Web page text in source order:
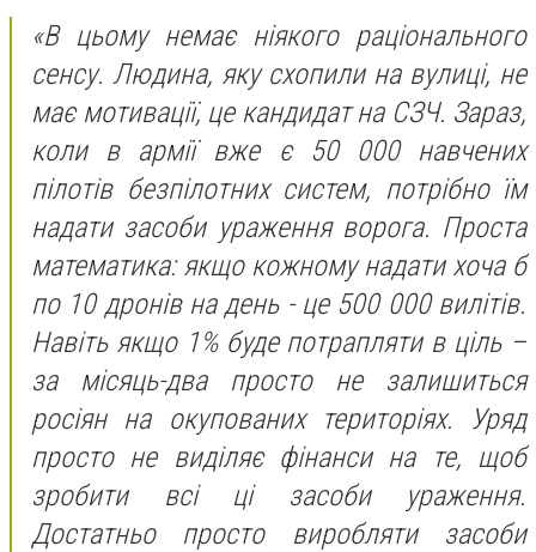
«В цьому немає ніякого раціонального
сенсу. Людина, яку схопили на вулиці, не
має мотивації, це кандидат на СЗЧ. Зараз,
коли в армії вже є 50 000 навчених
пілотів безпілотних систем, потрібно їм
надати засоби ураження ворога. Проста
математика: якщо кожному надати хоча б
по 10 дронів на день - це 500 000 вилітів.
Навіть якщо 1% буде потрапляти в ціль –
за місяць-два просто не залишиться
росіян на окупованих територіях. Уряд
просто не виділяє фінанси на те, щоб
зробити всі ці засоби ураження.
Достатньо просто виробляти засоби